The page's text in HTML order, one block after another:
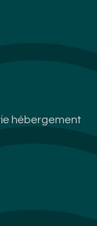
hébergement